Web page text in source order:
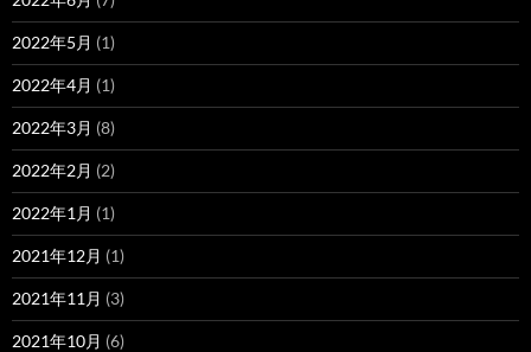
2022年5月 (1)
2022年4月 (1)
2022年3月 (8)
2022年2月 (2)
2022年1月 (1)
2021年12月 (1)
2021年11月 (3)
2021年10月 (6)